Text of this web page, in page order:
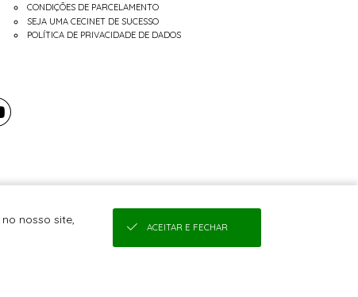
CONDIÇÕES DE PARCELAMENTO
SEJA UMA CECINET DE SUCESSO
POLÍTICA DE PRIVACIDADE DE DADOS
nosso site,
ACEITAR E FECHAR